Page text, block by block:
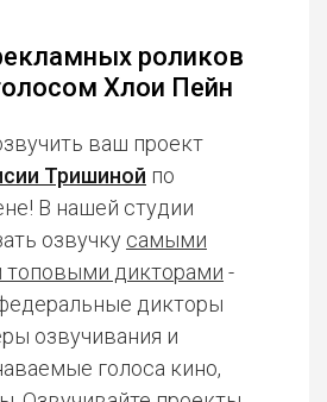
роликов
Хлои Пейн
ваш проект
Тришиной по
В нашей студии
озвучку самыми
топовыми дикторами -
дикторы
озвучивания и
голоса кино,